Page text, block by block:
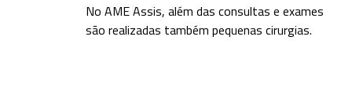
No AME Assis, além das consultas e exames
são realizadas também pequenas cirurgias.